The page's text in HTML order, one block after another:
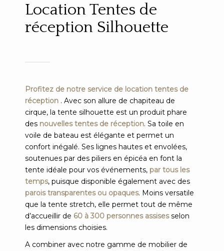
Location Tentes de
réception Silhouette
Profitez de notre service de location tentes de
réception . Avec son allure de chapiteau de
cirque, la tente silhouette est un produit phare
des nouvelles tentes de réception. Sa toile en
voile de bateau est élégante et permet un
confort inégalé. Ses lignes hautes et envolées,
soutenues par des piliers en épicéa en font la
tente idéale pour vos événements, par tous les
temps, puisque disponible également avec des
parois transparentes ou opaques. Moins versatile
que la tente stretch, elle permet tout de même
d’accueillir de 60 à 300 personnes assisesselon
les dimensions choisies.
A combiner avec notre gamme de mobilier de